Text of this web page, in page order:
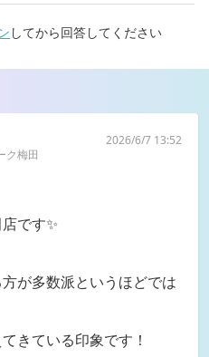
してから回答してください
ク梅田
2026/6/7 13:52
です✨
が多数派というほどでは
きている印象です！